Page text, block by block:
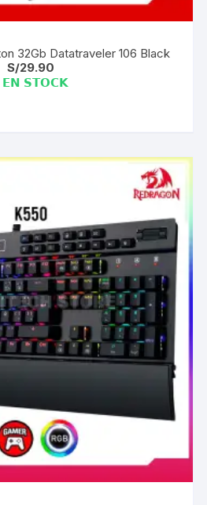
32Gb Datatraveler 106 Black
S/29.90
𝗘𝗡 𝗦𝗧𝗢𝗖𝗞